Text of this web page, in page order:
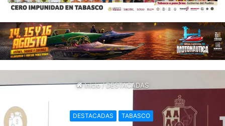
Inicio/DESTACADAS
DESTACADAS TABASCO